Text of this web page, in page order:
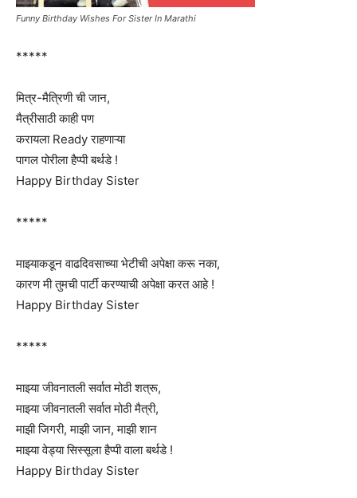
Funny Birthday Wishes For Sister In Marathi
*****
मित्र-मैत्रिणी ची जान,
मैत्रीसाठी काही पण
करायला Ready राहणाऱ्या
पागल पोरीला हैप्पी बर्थडे !
Happy Birthday Sister
*****
माझ्याकडून वाढदिवसाच्या भेटीची अपेक्षा करू नका,
कारण मी तुमची पार्टी करण्याची अपेक्षा करत आहे !
Happy Birthday Sister
*****
माझ्या जीवनातली सर्वात मोठी शत्रू,
माझ्या जीवनातली सर्वात मोठी मैत्री,
माझी जिगरी, माझी जान, माझी शान
माझ्या वेड्या सिस्सूला हैप्पी वाला बर्थडे !
Happy Birthday Sister